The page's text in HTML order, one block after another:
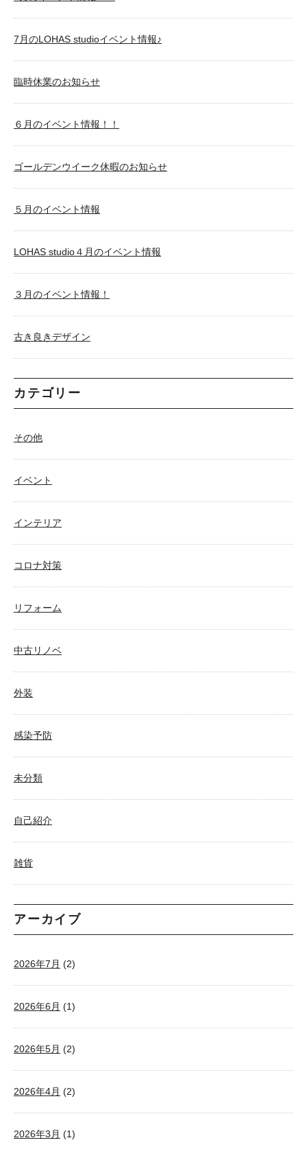
7月のLOHAS studioイベント情報♪
臨時休業のお知らせ
６月のイベント情報！！
ゴールデンウイーク休暇のお知らせ
５月のイベント情報
LOHAS studio４月のイベント情報
３月のイベント情報！
古き良きデザイン
カテゴリー
その他
イベント
インテリア
コロナ対策
リフォーム
中古リノベ
外装
感染予防
未分類
自己紹介
雑貨
アーカイブ
2026年7月 (2)
2026年6月 (1)
2026年5月 (2)
2026年4月 (2)
2026年3月 (1)